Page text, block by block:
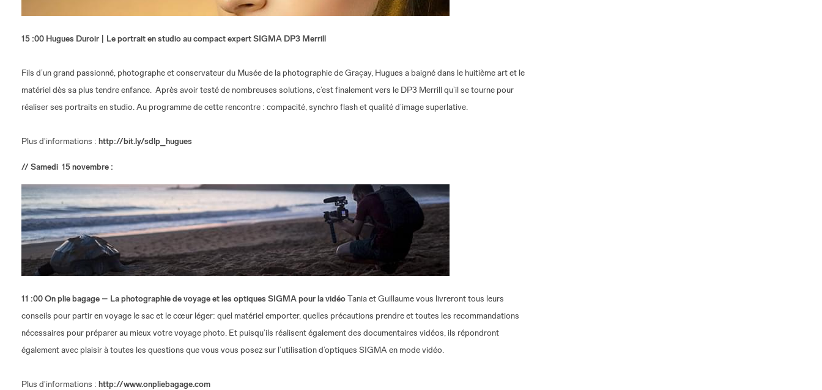
15 :00 Hugues Duroir | Le portrait en studio au compact expert SIGMA DP3 Merrill
Fils d’un grand passionné, photographe et conservateur du Musée de la photographie de Graçay, Hugues a baigné dans le huitième art et le
matériel dès sa plus tendre enfance. Après avoir testé de nombreuses solutions, c’est finalement vers le DP3 Merrill qu’il se tourne pour
réaliser ses portraits en studio. Au programme de cette rencontre : compacité, synchro flash et qualité d’image superlative.
Plus d'informations : http://bit.ly/sdlp_hugues
// Samedi 15 novembre :
11 :00 On plie bagage – La photographie de voyage et les optiques SIGMA pour la vidéoTania et Guillaume vous livreront tous leurs
conseils pour partir en voyage le sac et le cœur léger: quel matériel emporter, quelles précautions prendre et toutes les recommandations
nécessaires pour préparer au mieux votre voyage photo. Et puisqu’ils réalisent également des documentaires vidéos, ils répondront
également avec plaisir à toutes les questions que vous vous posez sur l’utilisation d’optiques SIGMA en mode vidéo.
Plus d'informations : http://www.onpliebagage.com